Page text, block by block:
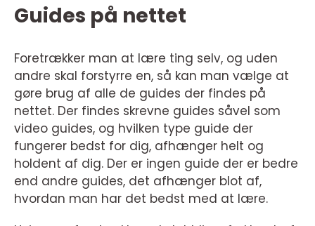
Guides på nettet
Foretrækker man at lære ting selv, og uden
andre skal forstyrre en, så kan man vælge at
gøre brug af alle de guides der findes på
nettet. Der findes skrevne guides såvel som
video guides, og hvilken type guide der
fungerer bedst for dig, afhænger helt og
holdent af dig. Der er ingen guide der er bedre
end andre guides, det afhænger blot af,
hvordan man har det bedst med at lære.